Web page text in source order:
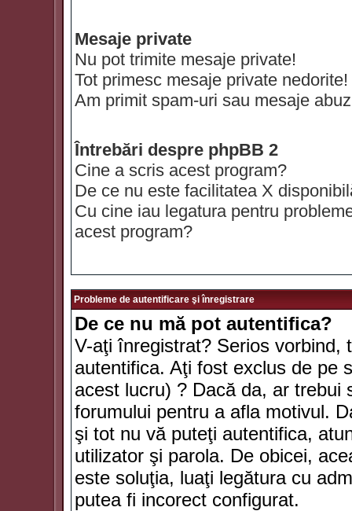
Mesaje private
Nu pot trimite mesaje private!
Tot primesc mesaje private nedorite!
Am primit spam-uri sau mesaje
Întrebări despre phpBB 2
Cine a scris acest program?
De ce nu este facilitatea X
Cu cine iau legatura pentru
acest program?
Probleme de autentificare şi înregistrare
De ce nu mă pot autentifica?
V-aţi înregistrat? Serios vorbind,
autentifica. Aţi fost exclus de pe
acest lucru) ? Dacă da, ar trebui
forumului pentru a afla motivul.
şi tot nu vă puteţi autentifica,
utilizator şi parola. De obicei,
este soluţia, luaţi legătura cu
putea fi incorect configurat.